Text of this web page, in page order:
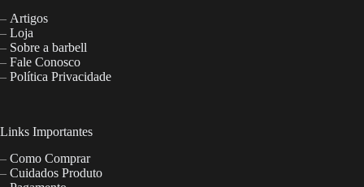
– Artigos
– Loja
– Sobre a barbell
– Fale Conosco
– Política Privacidade
Links Importantes
– Como Comprar
– Cuidados Produto